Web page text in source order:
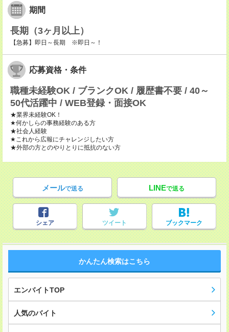
期間
長期（3ヶ月以上）
【急募】即日～長期 ※即日～！
応募資格・条件
職種未経験OK / ブランクOK / 履歴書不要 / 40～
50代活躍中 / WEB登録・面接OK
★業界未経験OK！
★何かしらの事務経験のある方
★社会人経験
★これから広報にチャレンジしたい方
★外部の方とのやりとりに抵抗のない方
メールで送る LINEで送る
シェア ツイート ブックマーク
かんたん検索はこちら
エンバイトTOP
人気のバイト